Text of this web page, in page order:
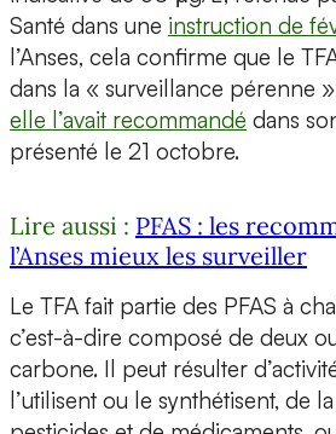
Santé dans une instruction de
l’Anses, cela confirme que le
dans la « surveillance pérenne
elle l’avait recommandé dans
présenté le 21 octobre.
Lire aussi : PFAS : les
l’Anses mieux les surveiller
Le TFA fait partie des PFAS à
c’est-à-dire composé de deux
carbone. Il peut résulter
l’utilisent ou le synthétisent, de